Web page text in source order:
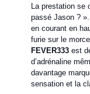
La prestation
passé Jason ?
en courant en
furie sur le
FEVER333 est
d’adrénaline
davantage
sensation et la